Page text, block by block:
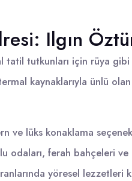
Ilgın
tatil tutkunları için rüya
kaynaklarıyla ünlü
ve lüks konaklama
odaları, ferah bahçeleri ve
yöresel lezzetleri